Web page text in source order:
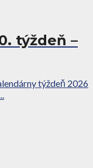
týždeň –
týždeň 2026